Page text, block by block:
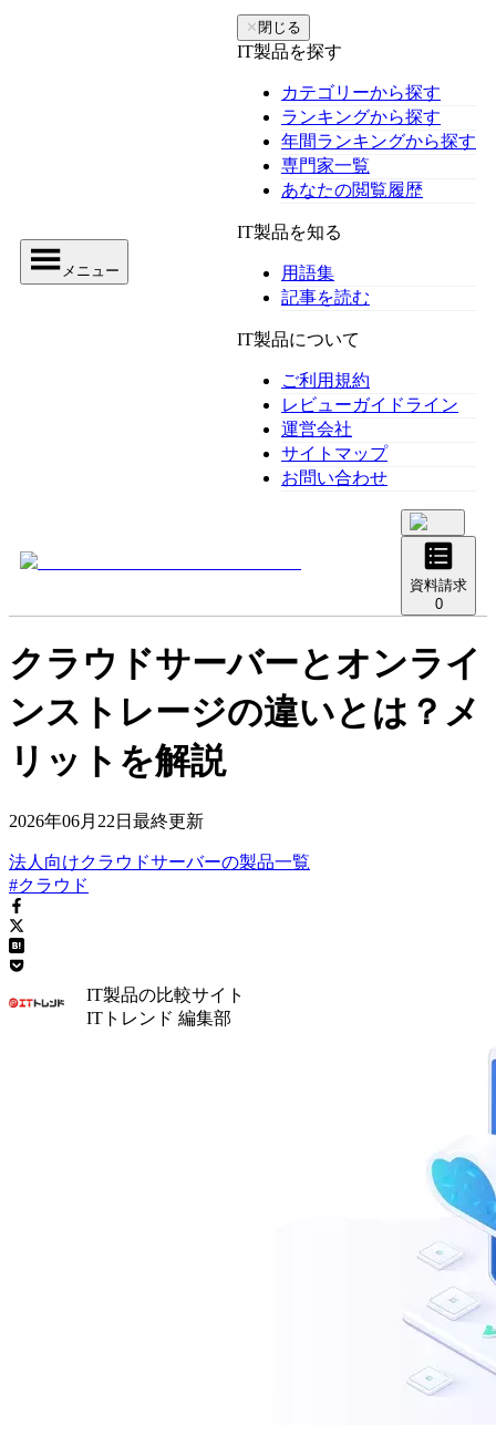
メニュー
✕ 閉じる
IT製品を探す
カテゴリーから探す
ランキングから探す
年間ランキングから探す
専門家一覧
あなたの閲覧履歴
IT製品を知る
用語集
記事を読む
IT製品について
ご利用規約
レビューガイドライン
運営会社
サイトマップ
お問い合わせ
資料請求
0
クラウドサーバーとオンライ
ンストレージの違いとは？メ
リットを解説
2026年06月22日 最終更新
法人向けクラウドサーバーの製品一覧
#クラウド
IT製品の比較サイト
ITトレンド 編集部